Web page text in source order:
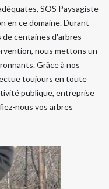
SOS Paysagiste
en ce domaine. Durant
centaines d'arbres
nous mettons un
Grâce à nos
toujours en toute
publique, entreprise
nous vos arbres